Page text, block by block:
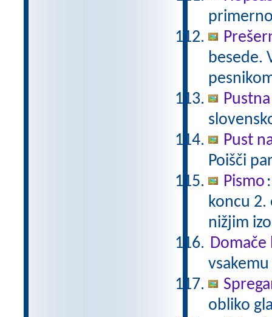
besede.
Pust
Poišči
Pismo
koncu 2.
nižjim
Domače
obliko